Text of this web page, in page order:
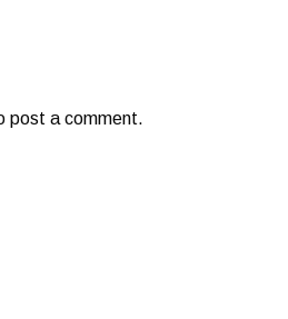
post a comment.